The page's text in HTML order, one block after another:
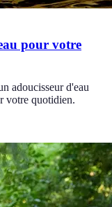
pour votre
adoucisseur d'eau
votre quotidien.